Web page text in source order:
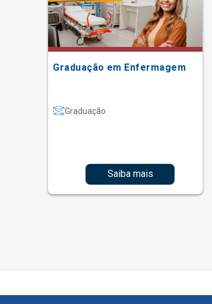
Graduação em Enfermagem
Graduação
Saiba mais